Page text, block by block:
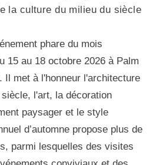
la culture du milieu du siècle
phare du mois
15 au 18 octobre 2026 à Palm
Il met à l'honneur l'architecture
l'art, la décoration
paysager et le style
d’automne propose plus de
parmi lesquelles des visites